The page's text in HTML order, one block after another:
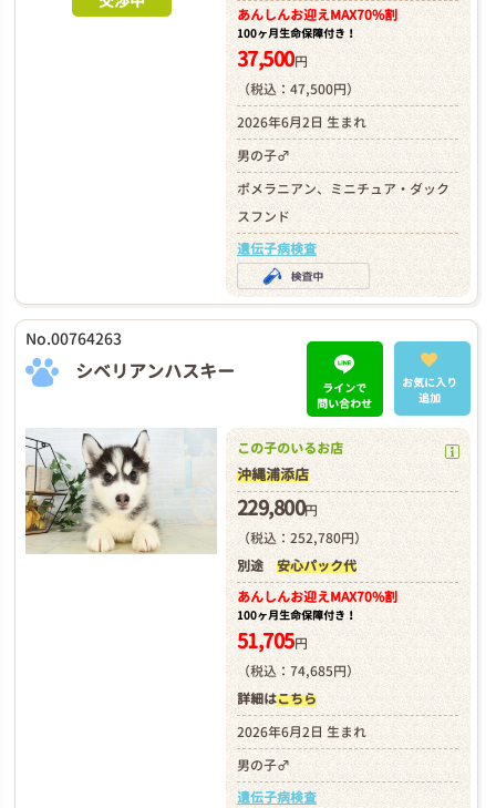
あんしんお迎えMAX70%割
100ヶ月生命保障付き！
37,500円
（税込：47,500円）
2026年6月2日 生まれ
男の子♂
ポメラニアン、ミニチュア・ダック
スフンド
遺伝子病検査
No.00764263
シベリアンハスキー
ラインで
問い合わせ
お気に入り
追加
この子のいるお店
沖縄浦添店
229,800円
（税込：252,780円）
別途 安心パック代
あんしんお迎えMAX70%割
100ヶ月生命保障付き！
51,705円
（税込：74,685円）
詳細はこちら
2026年6月2日 生まれ
男の子♂
遺伝子病検査